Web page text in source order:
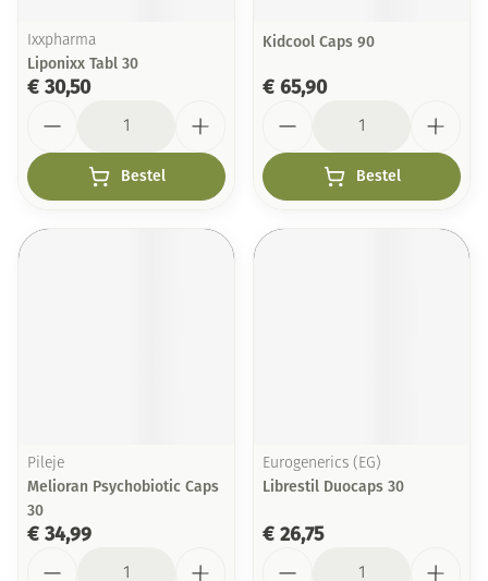
Ixxpharma
Liponixx Tabl 30
€ 30,50
Bestel
Kidcool Caps 90
€ 65,90
Bestel
Pileje
Melioran Psychobiotic Caps
30
€ 34,99
Eurogenerics (EG)
Librestil Duocaps 30
€ 26,75